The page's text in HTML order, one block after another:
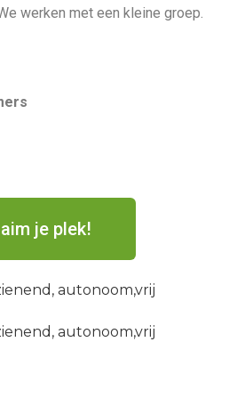
werken met een kleine groep.
je plek!